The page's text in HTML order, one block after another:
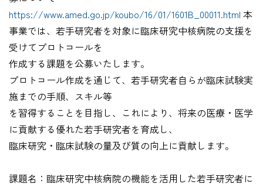
https://www.amed.go.jp/koubo/16/01/1601B_00011.html 本
事業では、若手研究者を対象に臨床研究中核病院の支援を
受けてプロトコールを
作成する課題を公募いたします。
プロトコール作成を通じて、若手研究者自らが臨床試験実
施までの手順、スキル等
を習得することを目指し、これにより、将来の医療・医学
に貢献する優れた若手研究者を育成し、
臨床研究・臨床試験の量及び質の向上に貢献します。
課題名：臨床研究中核病院の機能を活用した若手研究者に